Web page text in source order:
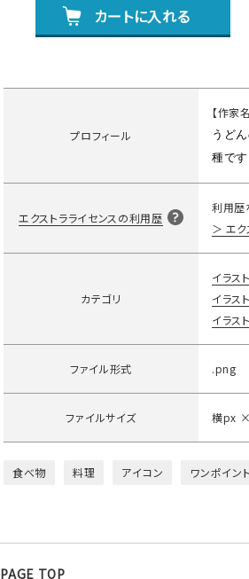
カートに入れる
プロフィール
【作家
うど
種です
エクストラライセンスの利用歴
利用歴
エク
カテゴリ
イラスト
イラスト
イラスト
ファイル形式 .png
ファイルサイズ 横px
食べ物 料理 アイコン ワンポイント
PAGE TOP